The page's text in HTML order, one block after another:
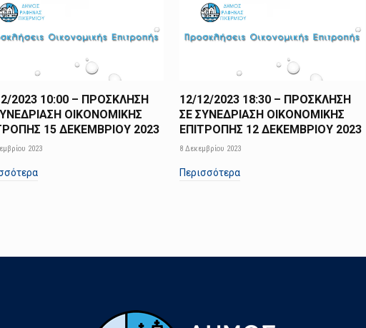
2023 10:00 – ΠΡΟΣΚΛΗΣΗ
ΟΙΚΟΝΟΜΙΚΗΣ
15 ΔΕΚΕΜΒΡΙΟΥ 2023
2023
12/12/2023 18:30 – ΠΡΟΣΚΛΗΣΗ
ΣΕ ΣΥΝΕΔΡΙΑΣΗ ΟΙΚΟΝΟΜΙΚΗΣ
ΕΠΙΤΡΟΠΗΣ 12 ΔΕΚΕΜΒΡΙΟΥ 2023
8 Δεκεμβρίου 2023
Περισσότερα